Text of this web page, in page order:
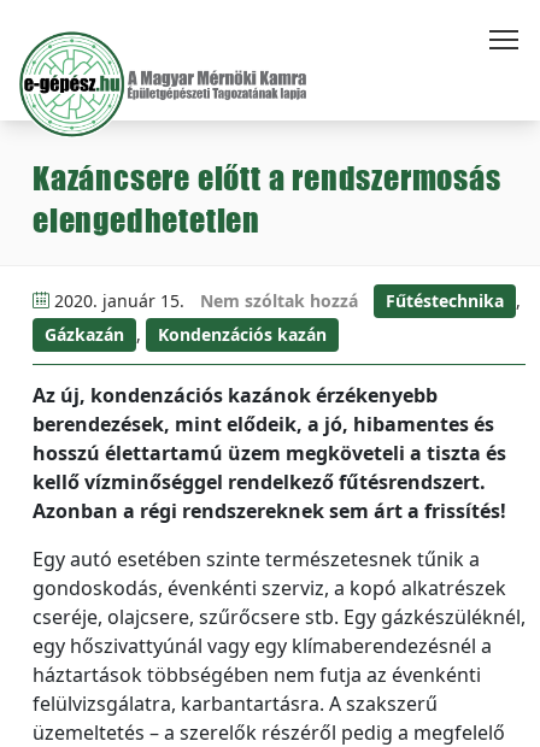
Kazáncsere előtt a rendszermosás
elengedhetetlen
2020. január 15. Nem szóltak hozzá Fűtéstechnika ,
Gázkazán , Kondenzációs kazán
Az új, kondenzációs kazánok érzékenyebb
berendezések, mint elődeik, a jó, hibamentes és
hosszú élettartamú üzem megköveteli a tiszta és
kellő vízminőséggel rendelkező fűtésrendszert.
Azonban a régi rendszereknek sem árt a frissítés!
Egy autó esetében szinte természetesnek tűnik a
gondoskodás, évenkénti szerviz, a kopó alkatrészek
cseréje, olajcsere, szűrőcsere stb. Egy gázkészüléknél,
egy hőszivattyúnál vagy egy klímaberendezésnél a
háztartások többségében nem futja az évenkénti
felülvizsgálatra, karbantartásra. A szakszerű
üzemeltetés – a szerelők részéről pedig a megfelelő